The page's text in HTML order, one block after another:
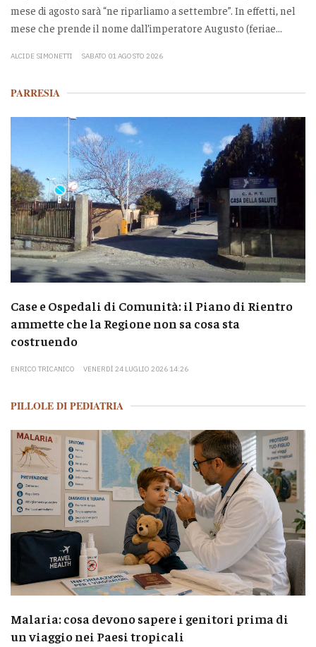
mese di agosto sarà “ne riparliamo a settembre”. In effetti, nel
mese che prende il nome dall’imperatore Augusto (feriae...
ALCIDE SIMONETTI SABATO 01 AGOSTO 2026
PARRESIA
Case e Ospedali di Comunità: il Piano di Rientro
ammette che la Regione non sa cosa sta
costruendo
ENRICO TRICANICO VENERDÌ 24 LUGLIO 2026 14:26
PILLOLE DI PEDIATRIA
Malaria: cosa devono sapere i genitori prima di
un viaggio nei Paesi tropicali